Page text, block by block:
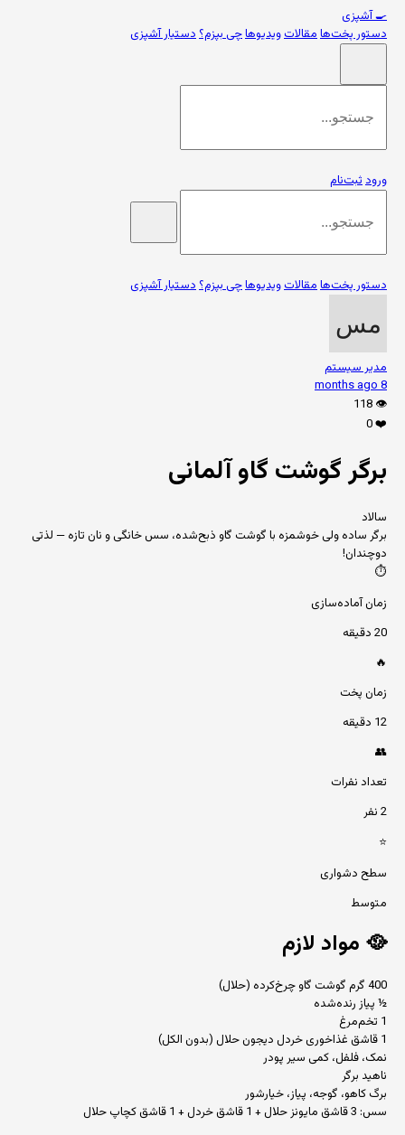
🍳آشپزی
دستور پخت‌هامقالاتویدیوهاچی بپزم؟دستیار آشپزی
ورودثبت‌نام
دستور پخت‌هامقالاتویدیوهاچی بپزم؟دستیار آشپزی
مدیر سیستم
8 months ago
👁️
118
❤️
0
برگر گوشت گاو آلمانی
سالاد
برگر ساده ولی خوشمزه با گوشت گاو ذبح‌شده، سس خانگی و نان تازه — لذتی
دوچندان!
⏱️
زمان آماده‌سازی
20 دقیقه
🔥
زمان پخت
12 دقیقه
👥
تعداد نفرات
2 نفر
⭐
سطح دشواری
متوسط
🥘 مواد لازم
400 گرم گوشت گاو چرخ‌کرده (حلال)
½ پیاز رنده‌شده
1 تخم‌مرغ
1 قاشق غذاخوری خردل دیجون حلال (بدون الکل)
نمک، فلفل، کمی سیر پودر
ناهید برگر
برگ کاهو، گوجه، پیاز، خیارشور
سس: 3 قاشق مایونز حلال + 1 قاشق خردل + 1 قاشق کچاپ حلال